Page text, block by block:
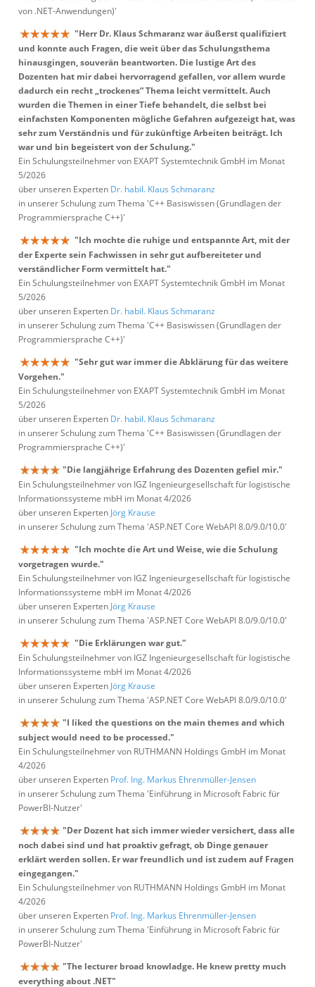
von .NET-Anwendungen)'
"Herr Dr. Klaus Schmaranz war äußerst qualifiziert
und konnte auch Fragen, die weit über das Schulungsthema
hinausgingen, souverän beantworten. Die lustige Art des
Dozenten hat mir dabei hervorragend gefallen, vor allem wurde
dadurch ein recht „trockenes“ Thema leicht vermittelt. Auch
wurden die Themen in einer Tiefe behandelt, die selbst bei
einfachsten Komponenten mögliche Gefahren aufgezeigt hat, was
sehr zum Verständnis und für zukünftige Arbeiten beiträgt. Ich
war und bin begeistert von der Schulung."
Ein Schulungsteilnehmer von EXAPT Systemtechnik GmbH im Monat
5/2026
über unseren Experten Dr. habil. Klaus Schmaranz
in unserer Schulung zum Thema 'C++ Basiswissen (Grundlagen der
Programmiersprache C++)'
"Ich mochte die ruhige und entspannte Art, mit der
der Experte sein Fachwissen in sehr gut aufbereiteter und
verständlicher Form vermittelt hat."
Ein Schulungsteilnehmer von EXAPT Systemtechnik GmbH im Monat
5/2026
über unseren Experten Dr. habil. Klaus Schmaranz
in unserer Schulung zum Thema 'C++ Basiswissen (Grundlagen der
Programmiersprache C++)'
"Sehr gut war immer die Abklärung für das weitere
Vorgehen."
Ein Schulungsteilnehmer von EXAPT Systemtechnik GmbH im Monat
5/2026
über unseren Experten Dr. habil. Klaus Schmaranz
in unserer Schulung zum Thema 'C++ Basiswissen (Grundlagen der
Programmiersprache C++)'
"Die langjährige Erfahrung des Dozenten gefiel mir."
Ein Schulungsteilnehmer von IGZ Ingenieurgesellschaft für logistische
Informationssysteme mbH im Monat 4/2026
über unseren Experten Jörg Krause
in unserer Schulung zum Thema 'ASP.NET Core WebAPI 8.0/9.0/10.0'
"Ich mochte die Art und Weise, wie die Schulung
vorgetragen wurde."
Ein Schulungsteilnehmer von IGZ Ingenieurgesellschaft für logistische
Informationssysteme mbH im Monat 4/2026
über unseren Experten Jörg Krause
in unserer Schulung zum Thema 'ASP.NET Core WebAPI 8.0/9.0/10.0'
"Die Erklärungen war gut."
Ein Schulungsteilnehmer von IGZ Ingenieurgesellschaft für logistische
Informationssysteme mbH im Monat 4/2026
über unseren Experten Jörg Krause
in unserer Schulung zum Thema 'ASP.NET Core WebAPI 8.0/9.0/10.0'
"I liked the questions on the main themes and which
subject would need to be processed."
Ein Schulungsteilnehmer von RUTHMANN Holdings GmbH im Monat
4/2026
über unseren Experten Prof. Ing. Markus Ehrenmüller-Jensen
in unserer Schulung zum Thema 'Einführung in Microsoft Fabric für
PowerBI-Nutzer'
"Der Dozent hat sich immer wieder versichert, dass alle
noch dabei sind und hat proaktiv gefragt, ob Dinge genauer
erklärt werden sollen. Er war freundlich und ist zudem auf Fragen
eingegangen."
Ein Schulungsteilnehmer von RUTHMANN Holdings GmbH im Monat
4/2026
über unseren Experten Prof. Ing. Markus Ehrenmüller-Jensen
in unserer Schulung zum Thema 'Einführung in Microsoft Fabric für
PowerBI-Nutzer'
"The lecturer broad knowladge. He knew pretty much
everything about .NET"